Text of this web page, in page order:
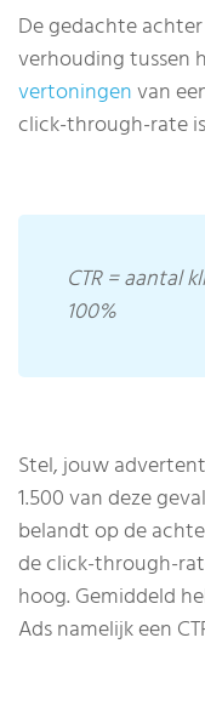
De gedachte
verhouding tussen
vertoningenvan
click-through-rate
CTR = aantal
100%
Stel, jouw
1.500 van deze
belandt op de
de click-through-
hoog. Gemiddeld
Ads namelijk een